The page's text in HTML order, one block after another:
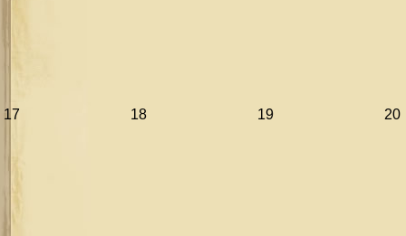
17 18 19 20